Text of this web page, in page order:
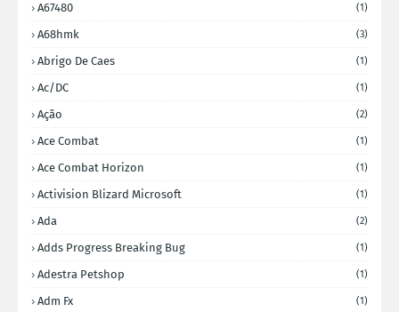
A67480 (1)
A68hmk (3)
Abrigo De Caes (1)
Ac/DC (1)
Ação (2)
Ace Combat (1)
Ace Combat Horizon (1)
Activision Blizard Microsoft (1)
Ada (2)
Adds Progress Breaking Bug (1)
Adestra Petshop (1)
Adm Fx (1)